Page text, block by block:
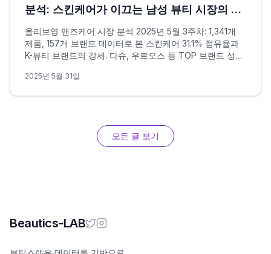
분석: 스킨케어가 이끄는 남성 뷰티 시장의 성
장
올리브영 맨즈케어 시장 분석 2025년 5월 3주차: 1,341개
제품, 157개 브랜드 데이터로 본 스킨케어 31.1% 점유율과
K-뷰티 브랜드의 강세. 다슈, 우르오스 등 TOP 브랜드 성과
2025년 5월 31일
모든 글 보기
Beautics-LAB